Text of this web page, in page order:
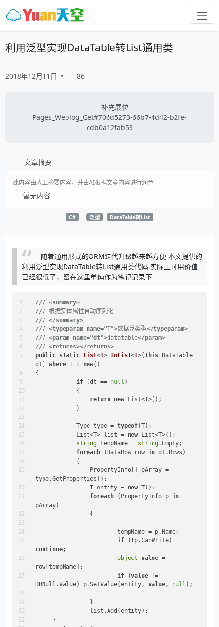
利用泛型实现DataTable转List通用类
2018年12月11日 • 86
补充展位
Pages_Weblog_Get#706d5273-66b7-4d42-b2fe-
cdb0a12fab53
文章摘要
此内容由人工摘要内容，并由AI根据文章内容进行润色
暂无内容
C# 泛型 DataTable转List
随着通用形式的ORM迭代升级越来越方便 本文提供的
利用泛型实现DataTable转List通用类代码 实际上可用价值
已经很低了，留在这里单纯作为笔记记录下
/// <summary>
/// 根据实体属性自动序列化
/// </summary>
/// <typeparam name="T">数据泛类型</typeparam>
/// <param name="dt">datatable</param>
/// <returns></returns>
public static List<T> ToList<T>(this DataTable
dt ) where T : new()
{
if (dt == null )
            {
return new List<T>();
            }
            Type type =
typeof(T);
            List<T> list =
new List<T>();
string tempName = string.Empty;
foreach (DataRow row in dt.Rows)
            {
type.GetProperties();
                T entity =
new T();
foreach (PropertyInfo p in
pArray)
                {
                        tempName = p.Name;
if
continue;
object value =
row[tempName];
if (value !=
DBNull.Value) p.SetValue(entity, value, null );
                }
                list.Add(entity);
     }